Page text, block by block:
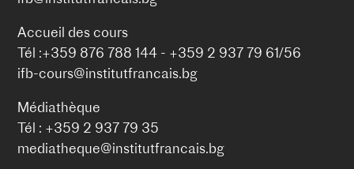
Accueil des cours
Tél :+359 876 788 144 - +359 2 937 79 61/56
ifb-cours@institutfrancais.bg
Médiathèque
Tél : +359 2 937 79 35
mediatheque@institutfrancais.bg